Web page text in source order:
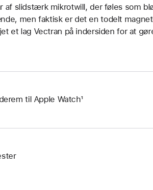
af slidstærk mikrotwill, der føles som
men faktisk er det en todelt
et lag Vectran på indersiden for at
til Apple Watch¹